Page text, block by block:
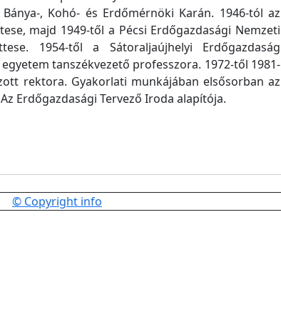
, Kohó- és Erdőmérnöki Karán. 1946-tól az
majd 1949-től a Pécsi Erdőgazdasági Nemzeti
1954-től a Sátoraljaújhelyi Erdőgazdaság
tanszékvezető professzora. 1972-től 1981-
rektora. Gyakorlati munkájában elsősorban az
Erdőgazdasági Tervező Iroda alapítója.
© Copyright info